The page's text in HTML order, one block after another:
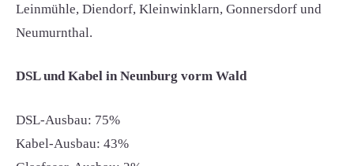
Leinmühle, Diendorf, Kleinwinklarn, Gonnersdorf und
Neumurnthal.
DSL und Kabel in Neunburg vorm Wald
DSL-Ausbau: 75%
Kabel-Ausbau: 43%